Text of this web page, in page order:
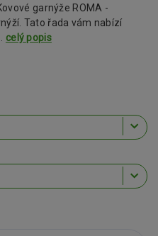
garnýže ROMA -
Tato řada vám nabízí
celý popis